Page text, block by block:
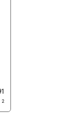
2